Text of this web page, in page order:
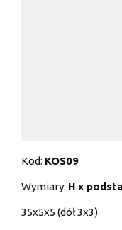
Kod: KOS09
Wymiary: H x
35x5x5 (dół 3x3)